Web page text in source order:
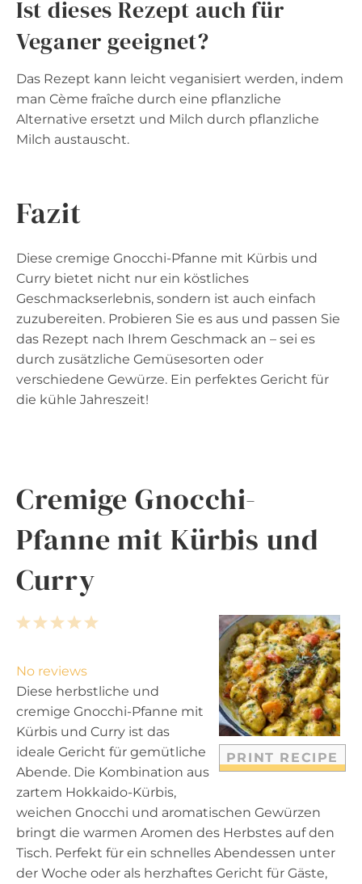
Ist dieses Rezept auch für
Veganer geeignet?
Das Rezept kann leicht veganisiert werden, indem
man Cème fraîche durch eine pflanzliche
Alternative ersetzt und Milch durch pflanzliche
Milch austauscht.
Fazit
Diese cremige Gnocchi-Pfanne mit Kürbis und
Curry bietet nicht nur ein köstliches
Geschmackserlebnis, sondern ist auch einfach
zuzubereiten. Probieren Sie es aus und passen Sie
das Rezept nach Ihrem Geschmack an – sei es
durch zusätzliche Gemüsesorten oder
verschiedene Gewürze. Ein perfektes Gericht für
die kühle Jahreszeit!
Cremige Gnocchi-
Pfanne mit Kürbis und
Curry
PRINT RECIPE
5
a
r
s
4
t
a
r
s
3
t
a
r
s
2
t
a
r
s
1
t
a
r
No reviews
Diese herbstliche und
cremige Gnocchi-Pfanne mit
Kürbis und Curry ist das
ideale Gericht für gemütliche
Abende. Die Kombination aus
zartem Hokkaido-Kürbis,
weichen Gnocchi und aromatischen Gewürzen
bringt die warmen Aromen des Herbstes auf den
Tisch. Perfekt für ein schnelles Abendessen unter
der Woche oder als herzhaftes Gericht für Gäste,